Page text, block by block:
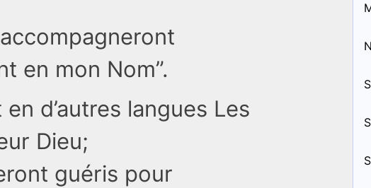
en mon Nom”.
d’autres langues Les
Dieu;
guéris pour